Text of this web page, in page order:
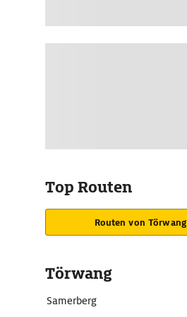
Top Routen
Routen von Törwang
Törwang
Samerberg